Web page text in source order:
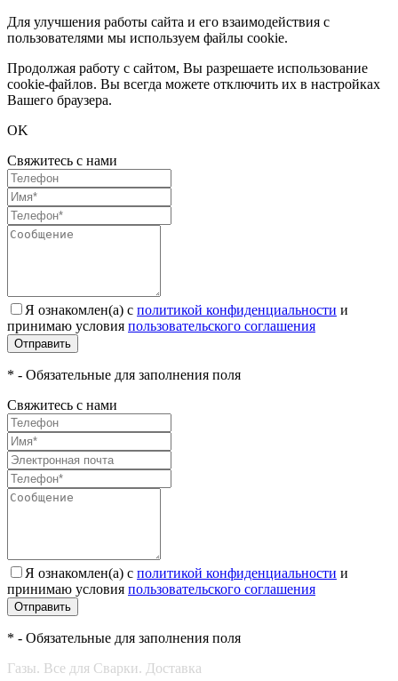
Для улучшения работы сайта и его взаимодействия с
пользователями мы используем файлы cookie.
Продолжая работу с сайтом, Вы разрешаете использование
cookie-файлов. Вы всегда можете отключить их в настройках
Вашего браузера.
OK
Свяжитесь с нами
Я ознакомлен(а) с политикой конфиденциальности и
принимаю условия пользовательского соглашения
Отправить
* - Обязательные для заполнения поля
Свяжитесь с нами
Я ознакомлен(а) с политикой конфиденциальности и
принимаю условия пользовательского соглашения
Отправить
* - Обязательные для заполнения поля
Газы. Все для Сварки. Доставка